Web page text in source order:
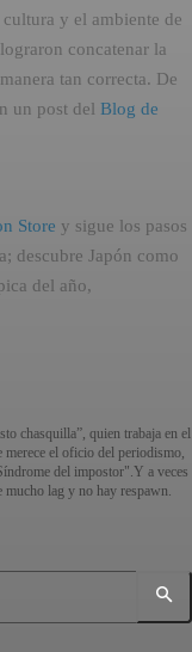
y el ambiente de
concatenar la
tan correcta. De
un post del Blog de
Store y sigue los pasos
descubre Japón como
del año,
chasquilla”, quien trabaja en el
merece el oficio del periodismo,
del impostor".Y a veces
lag y no hay respawn.